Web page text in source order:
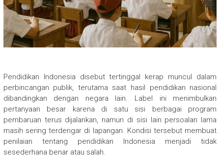
Pendidikan Indonesia disebut tertinggal kerap muncul dalam
perbincangan publik, terutama saat hasil pendidikan nasional
dibandingkan dengan negara lain. Label ini menimbulkan
pertanyaan besar karena di satu sisi berbagai program
pembaruan terus dijalankan, namun di sisi lain persoalan lama
masih sering terdengar di lapangan. Kondisi tersebut membuat
penilaian tentang pendidikan Indonesia menjadi tidak
sesederhana benar atau salah.